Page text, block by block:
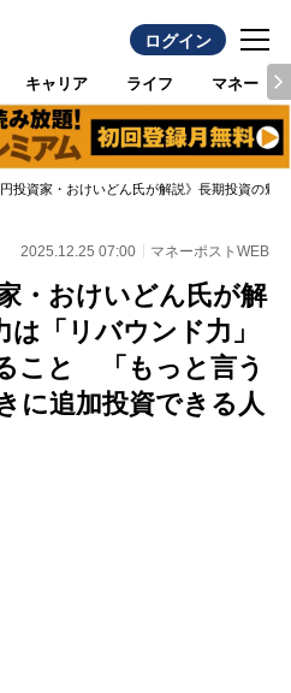
ログイン
キャリア ライフ マネー
円投資家・おけいどん氏が解説》長期投資の
2025.12.25 07:00 マネーポストWEB
・おけいどん氏が解
「リバウンド力」
こと 「もっと言う
に追加投資できる人